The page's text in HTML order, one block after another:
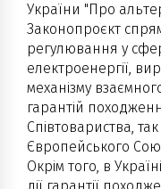
України "Про
Законопроєкт
регулювання у
електроенергії,
механізму
гарантій
Співтовариства,
Європейського
Окрім того, в